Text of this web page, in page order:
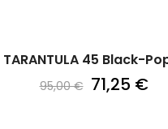
TARANTULA 45 Black-
95,00 € 71,25 €